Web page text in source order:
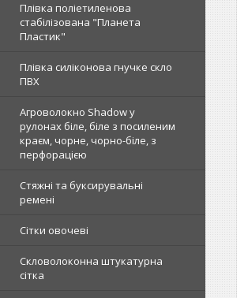
Плівка поліетиленова
стабілізована "Планета
Пластик"
Плівка силіконова гнучке скло
ПВХ
Агроволокно Shadow у
рулонах біле, біле з посиленим
краєм, чорне, чорно-біле, з
перфорацією
Стяжні та буксирувальні
ремені
Сітки овочеві
Скловолоконна штукатурна
сітка